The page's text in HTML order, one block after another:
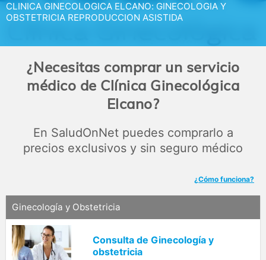
CLINICA GINECOLOGICA ELCANO: GINECOLOGIA Y
OBSTETRICIA REPRODUCCION ASISTIDA
¿Necesitas comprar un servicio
médico de Clínica Ginecológica
Elcano?
En SaludOnNet puedes comprarlo a
precios exclusivos y sin seguro médico
¿Cómo funciona?
Ginecología y Obstetricia
Consulta de Ginecología y
obstetricia